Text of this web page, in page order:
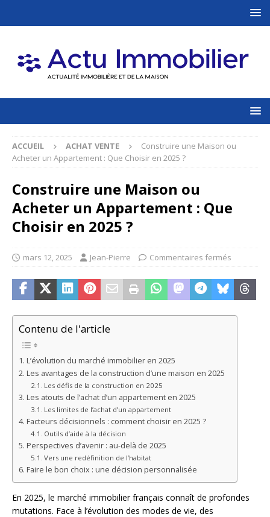
ACCUEIL ACHAT VENTE
Construire une Maison ou
Acheter un Appartement : Que Choisir en 2025 ?
Construire une Maison ou
Acheter un Appartement : Que
Choisir en 2025 ?
mars 12, 2025 Jean-Pierre Commentaires fermés
Contenu de l'article
L’évolution du marché immobilier en 2025
Les avantages de la construction d’une maison en 2025
Les défis de la construction en 2025
Les atouts de l’achat d’un appartement en 2025
Les limites de l’achat d’un appartement
Facteurs décisionnels : comment choisir en 2025 ?
Outils d’aide à la décision
Perspectives d’avenir : au-delà de 2025
Vers une redéfinition de l’habitat
Faire le bon choix : une décision personnalisée
En 2025, le marché immobilier français connaît de profondes
mutations. Face à l’évolution des modes de vie, des